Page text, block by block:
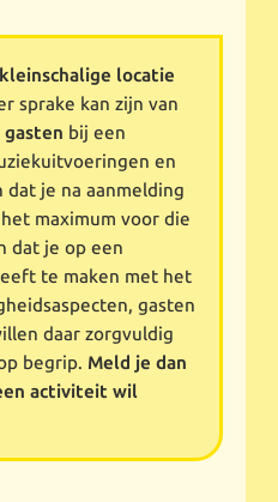
kleinschalige locatie
sprake kan zijn van
gasten bij een
en
dat je na aanmelding
maximum voor die
dat je op een
te maken met het
gasten
daar zorgvuldig
begrip. Meld je dan
activiteit wil